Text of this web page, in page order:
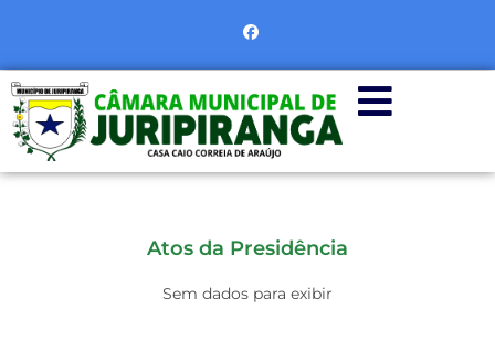
Atos da Presidência
Sem dados para exibir